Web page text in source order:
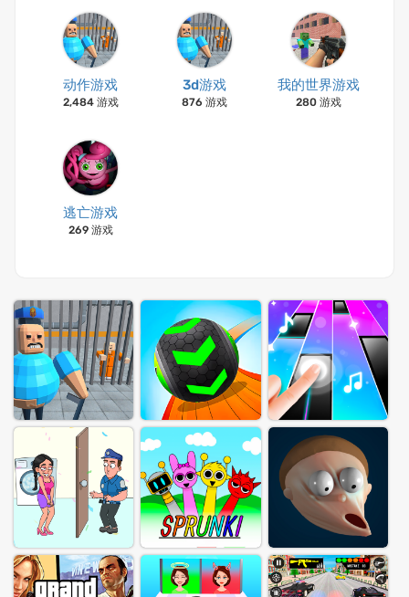
动作游戏
2,484 游戏
3d游戏
876 游戏
我的世界游戏
280 游戏
逃亡游戏
269 游戏